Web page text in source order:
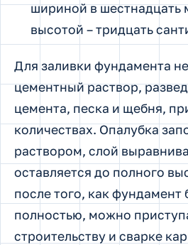
шириной в шестнадцать
высотой – тридцать
Для заливки фундамента
цементный раствор,
цемента, песка и щебня,
количествах. Опалубка
раствором, слой
оставляется до полного
после того, как фундамент
полностью, можно
строительству и сварке